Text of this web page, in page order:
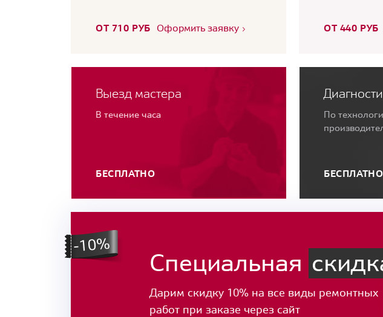
ОТ 710 РУБ Оформить заявку ОТ 440 РУБ
Выезд мастера
В течение часа
БЕСПЛАТНО
По
БЕСПЛАТНО
Специальная
Дарим скидку 10% на все виды ремонтных
работ при заказе через сайт